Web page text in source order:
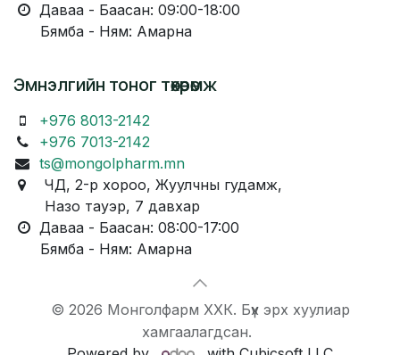
Даваа - Баасан: 09:00-18:00
Бямба - Ням: Амарна
Эмнэлгийн тоног төхөөрөмж
+976 8013-2142
+976 7013-2142
ts@mongolpharm.mn
ЧД, 2-р хороо, Жуулчны гудамж,
Назо тауэр, 7 давхар
Даваа - Баасан: 08:00-17:00
Бямба - Ням: Амарна
© 2026 Монголфарм ХХК. Бүх эрх хуулиар
хамгаалагдсан.